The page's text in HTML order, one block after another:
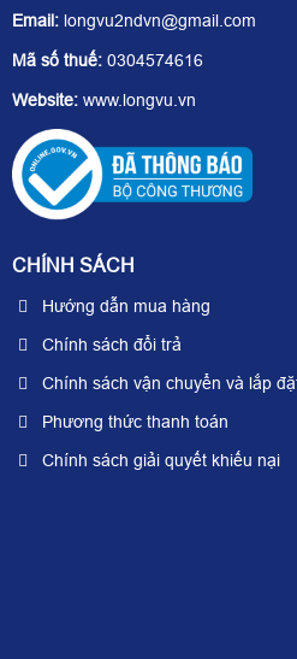
Email: longvu2ndvn@gmail.com
Mã số thuế: 0304574616
Website: www.longvu.vn
CHÍNH SÁCH
Hướng dẫn mua hàng
Chính sách đổi trả
Chính sách vận chuyển và lắp
Phương thức thanh toán
Chính sách giải quyết khiếu nại